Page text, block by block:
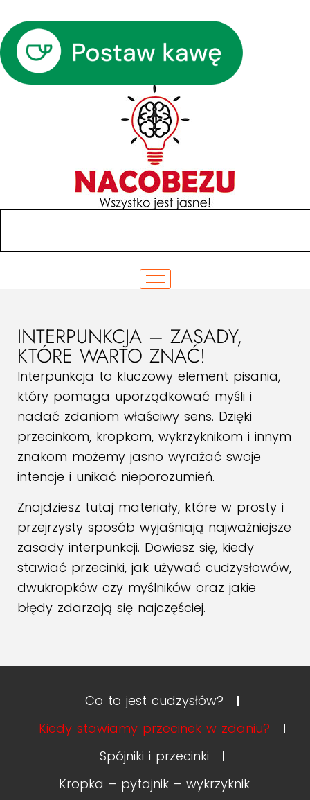
INTERPUNKCJA – ZASADY,
KTÓRE WARTO ZNAĆ!
Interpunkcja to kluczowy element pisania,
który pomaga uporządkować myśli i
nadać zdaniom właściwy sens. Dzięki
przecinkom, kropkom, wykrzyknikom i innym
znakom możemy jasno wyrażać swoje
intencje i unikać nieporozumień.
Znajdziesz tutaj materiały, które w prosty i
przejrzysty sposób wyjaśniają najważniejsze
zasady interpunkcji. Dowiesz się, kiedy
stawiać przecinki, jak używać cudzysłowów,
dwukropków czy myślników oraz jakie
błędy zdarzają się najczęściej.
Co to jest cudzysłów?
Kiedy stawiamy przecinek w zdaniu?
Spójniki i przecinki
Kropka – pytajnik – wykrzyknik